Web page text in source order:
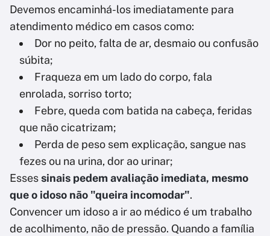
Devemos encaminhá-los imediatamente para
atendimento médico em casos como:
Dor no peito, falta de ar, desmaio ou confusão
súbita;
Fraqueza em um lado do corpo, fala
enrolada, sorriso torto;
Febre, queda com batida na cabeça, feridas
que não cicatrizam;
Perda de peso sem explicação, sangue nas
fezes ou na urina, dor ao urinar;
Essessinais pedem avaliação imediata, mesmo
que o idoso não "queira incomodar".
Convencer um idoso a ir ao médico é um trabalho
de acolhimento, não de pressão. Quando a família